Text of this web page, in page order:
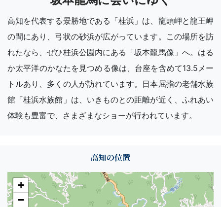
高知を代表する景勝地である「桂浜」は、龍頭岬と龍王岬
の間にあり、弓状の砂浜が広がっています。この場所を訪
れたなら、ぜひ桂浜公園内にある「坂本龍馬像」へ。はる
か太平洋のかなたを見つめる像は、台座を含めて13.5メー
トルあり、多くの人が訪れています。日本屈指の老舗水族
館「桂浜水族館」は、いきものとの距離が近く、ふれあい
体験も豊富で、さまざまなショーが行われています。
高知の位置
+
−